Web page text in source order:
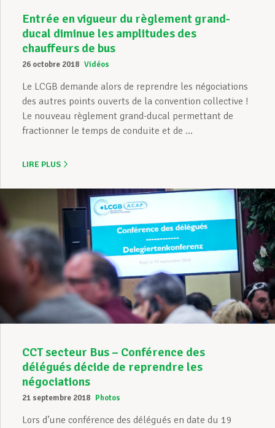
Entrée en vigueur du règlement grand-
ducal diminue les amplitudes des
chauffeurs de bus
26 octobre 2018 Vidéos
Le LCGB demande alors de reprendre les négociations
des autres points ouverts de la convention collective !
Le nouveau règlement grand-ducal permettant de
fractionner le temps de conduite et de ...
LIRE PLUS
CCT secteur Bus – Conférence des
délégués décide de reprendre les
négociations
21 septembre 2018 Photos
Lors d’une conférence des délégués en date du 19